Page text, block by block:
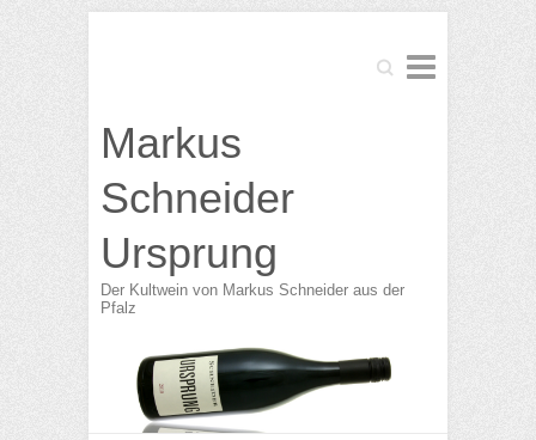
Search
Markus
Schneider
Ursprung
Der Kultwein von Markus Schneider aus der
Pfalz